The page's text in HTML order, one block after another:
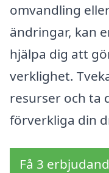
omvandling
ändringar, kan
hjälpa dig att
verklighet.
resurser och ta
förverkliga din
Få 3